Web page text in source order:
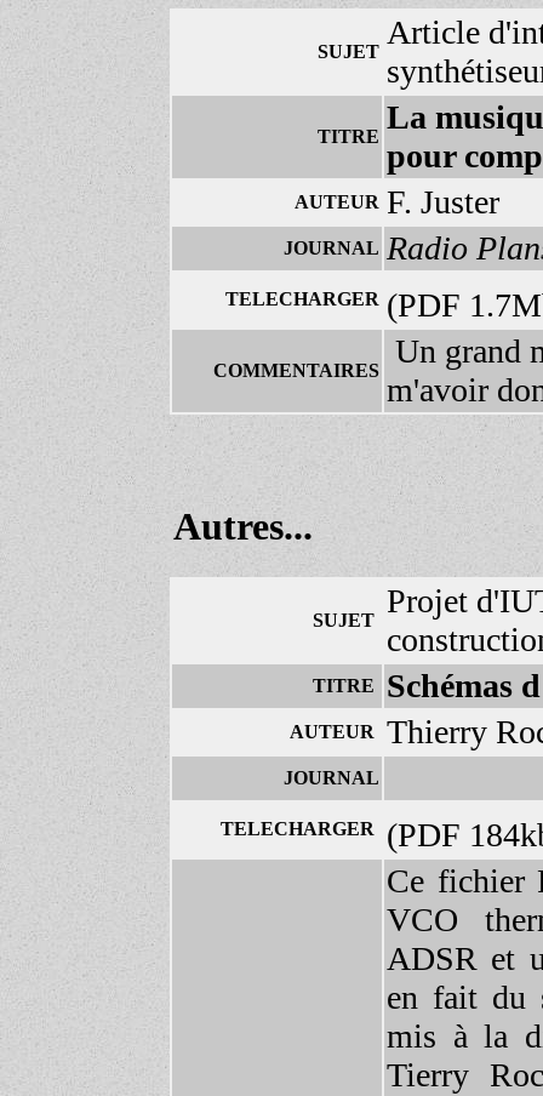
SUJET
Article
TITRE
La
pour
AUTEUR F. Juster
JOURNAL Radio
TELECHARGER (PDF
COMMENTAIRES
Un grand
m'avoir
Autres...
SUJET
Projet
TITRE Schémas
AUTEUR Thierry
JOURNAL
TELECHARGER (PDF
Ce fichier
VCO
ADSR et
en fait du
mis à la
Tierry